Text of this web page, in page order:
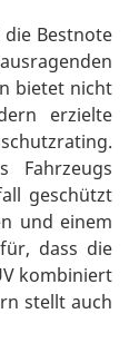
die Bestnote
bietet nicht
erzielte
Fahrzeugs
geschützt
und einem
dass die
kombiniert
stellt auch